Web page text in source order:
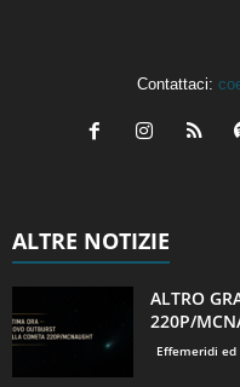
Contattaci:
ALTRE NOTIZIE
ALTRO
220P/
Effemeridi